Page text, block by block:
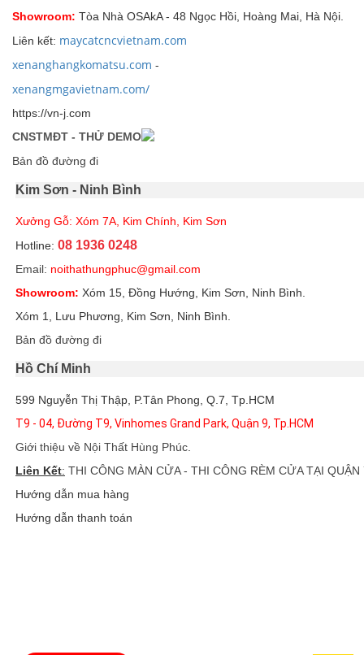
Showroom: Tòa Nhà OSAkA - 48 Ngọc Hồi, Hoàng Mai, Hà Nội.
Liên kết: maycatcncvietnam.com
xenanghangkomatsu.com -
xenangmgavietnam.com/
https://vn-j.com
CNSTMĐT - THỬ DEMO
Bản đồ đường đi
Kim Sơn - Ninh Bình
Xưởng Gỗ: Xóm 7A, Kim Chính, Kim Sơn
Hotline: 08 1936 0248
Email: noithathungphuc@gmail.com
Showroom: Xóm 15, Đồng Hướng, Kim Sơn, Ninh Bình.
Xóm 1, Lưu Phương, Kim Sơn, Ninh Bình.
Bản đồ đường đi
Hồ Chí Minh
599 Nguyễn Thị Thập, P.Tân Phong, Q.7, Tp.HCM
T9 - 04, Đường T9, Vinhomes Grand Park, Quận 9, Tp.HCM
Giới thiệu về Nội Thất Hùng Phúc
Liên Kết: THI CÔNG MÀN CỬA - THI CÔNG RÈM CỬA TẠI QUẬN
Hướng dẫn mua hàng
Hướng dẫn thanh toán